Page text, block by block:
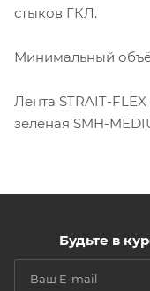
стыков ГКЛ.
Минимальный
Лента STRAIT-
зеленая SMH-
Будьте в